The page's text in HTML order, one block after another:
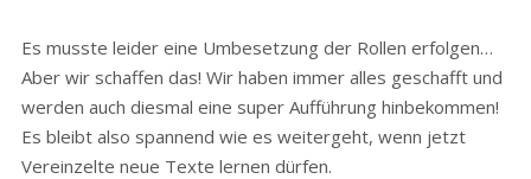
Es musste leider eine Umbesetzung der Rollen erfolgen…
Aber wir schaffen das! Wir haben immer alles geschafft und
werden auch diesmal eine super Aufführung hinbekommen!
Es bleibt also spannend wie es weitergeht, wenn jetzt
Vereinzelte neue Texte lernen dürfen.